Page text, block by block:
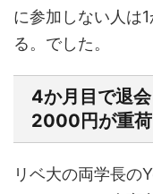
に参加しない人は
る。でした。
4か月目で退
2000円が重
リベ大の両学長の